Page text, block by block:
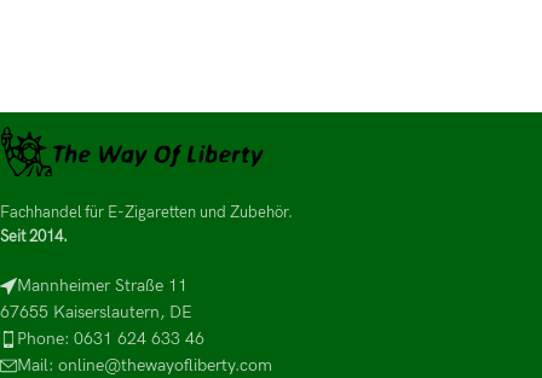
Fachhandel für E-Zigaretten und Zubehör.
Seit 2014.
Mannheimer Straße 11
67655 Kaiserslautern, DE
Phone: 0631 624 633 46
Mail: online@thewayofliberty.com